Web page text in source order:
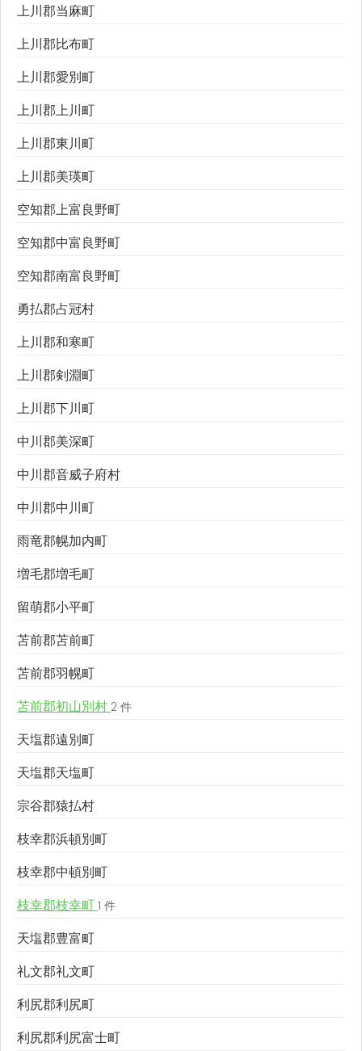
上川郡当麻町
上川郡比布町
上川郡愛別町
上川郡上川町
上川郡東川町
上川郡美瑛町
空知郡上富良野町
空知郡中富良野町
空知郡南富良野町
勇払郡占冠村
上川郡和寒町
上川郡剣淵町
上川郡下川町
中川郡美深町
中川郡音威子府村
中川郡中川町
雨竜郡幌加内町
増毛郡増毛町
留萌郡小平町
苫前郡苫前町
苫前郡羽幌町
苫前郡初山別村 2 件
天塩郡遠別町
天塩郡天塩町
宗谷郡猿払村
枝幸郡浜頓別町
枝幸郡中頓別町
枝幸郡枝幸町 1 件
天塩郡豊富町
礼文郡礼文町
利尻郡利尻町
利尻郡利尻富士町